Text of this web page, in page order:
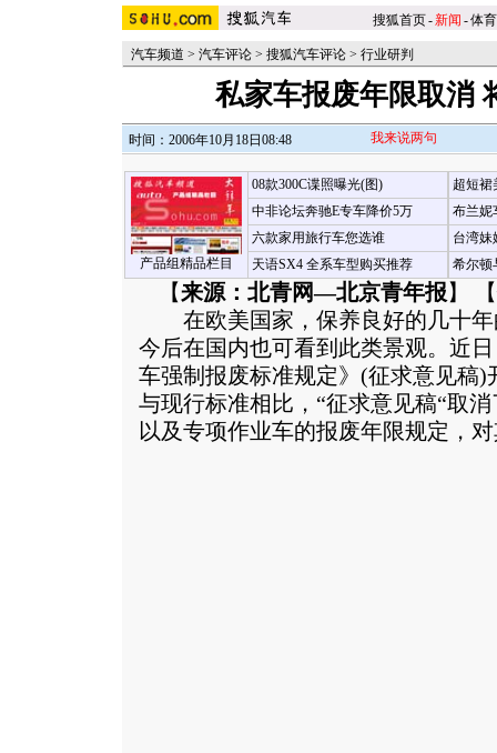
搜狐首页-新闻 -体育
汽车频道 > 汽车评论 > 搜狐汽车评论 > 行业研判
私家车报废年限取消
时间：2006年10月18日08:48 我来说两句
产品组精品栏目
08款300C谍照曝光(图)
中非论坛奔驰E专车降价5万
六款家用旅行车您选谁
天语SX4 全系车型购买推荐
超短裙
布兰妮
台湾妹
希尔顿
【来源：北青网—北京青年报 】 【
在欧美国家，保养良好的几十年
今后在国内也可看到此类景观。近
车强制报废标准规定》(征求意见稿)
与现行标准相比，“征求意见稿“取
以及专项作业车的报废年限规定，